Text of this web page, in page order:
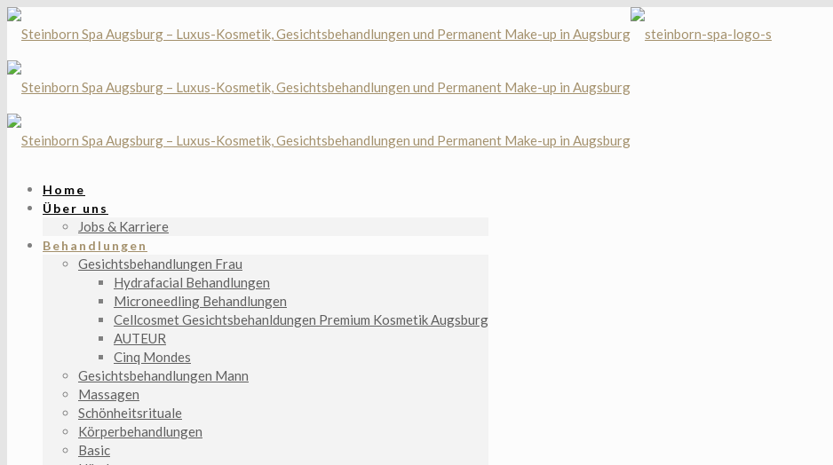
Home
Über uns
Jobs & Karriere
Behandlungen
Gesichtsbehandlungen Frau
Hydrafacial Behandlungen
Microneedling Behandlungen
Cellcosmet Gesichtsbehanldungen Premium Kosmetik Augsburg
AUTEUR
Cinq Mondes
Gesichtsbehandlungen Mann
Massagen
Schönheitsrituale
Körperbehandlungen
Basic